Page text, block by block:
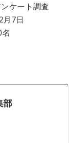
ケート調査
月7日
部